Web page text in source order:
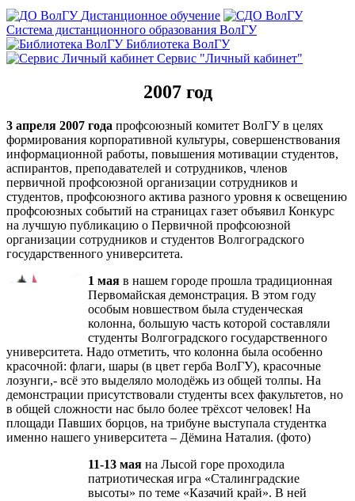
Дистанционное обучение
Система дистанционного образования ВолГУ
Библиотека ВолГУ
Сервис "Личный кабинет"
2007 год
3 апреля 2007 года профсоюзный комитет ВолГУ в целях
формирования корпоративной культуры, совершенствования
информационной работы, повышения мотивации студентов,
аспирантов, преподавателей и сотрудников, членов
первичной профсоюзной организации сотрудников и
студентов, профсоюзного актива разного уровня к освещению
профсоюзных событий на страницах газет объявил Конкурс
на лучшую публикацию о Первичной профсоюзной
организации сотрудников и студентов Волгоградского
государственного университета.
1 мая в нашем городе прошла традиционная
Первомайская демонстрация. В этом году
особым новшеством была студенческая
колонна, большую часть которой составляли
студенты Волгоградского государственного
университета. Надо отметить, что колонна была особенно
красочной: флаги, шары (в цвет герба ВолГУ), красочные
лозунги,- всё это выделяло молодёжь из общей толпы. На
демонстрации присутствовали студенты всех факультетов, но
в общей сложности нас было более трёхсот человек! На
площади Павших борцов, на трибуне выступала студентка
именно нашего университета – Дёмина Наталия. (фото)
11-13 мая на Лысой горе проходила
патриотическая игра «Сталинградские
высоты» по теме «Казачий край». В ней